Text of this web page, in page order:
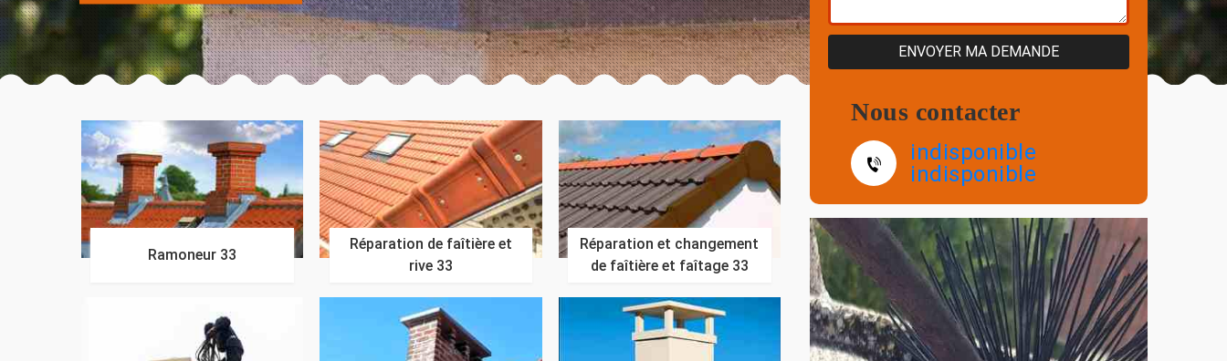
Ramoneur 33
Réparation de faîtière et
rive 33
Réparation et changement
de faîtière et faîtage 33
Nous contacter
indisponible
indisponible